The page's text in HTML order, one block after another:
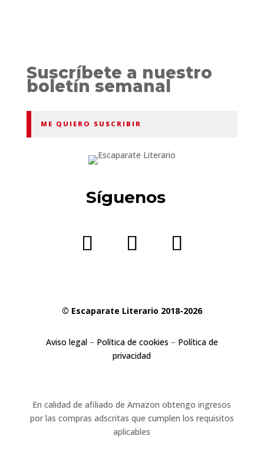
Suscríbete a nuestro
boletín semanal
ME QUIERO SUSCRIBIR
Síguenos
© Escaparate Literario 2018-2026
Aviso legal– Política de cookies – Política de
privacidad
En calidad de afiliado de Amazon obtengo ingresos
por las compras adscritas que cumplen los requisitos
aplicables